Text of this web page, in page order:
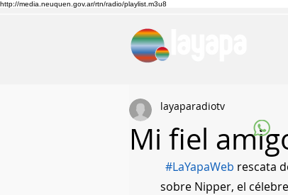
http://media.neuquen.gov.ar/rtn/radio/playlist.m3u8
Mi fiel
layaparadiotv
#LaYapaWeb rescata
sobre Nipper, el